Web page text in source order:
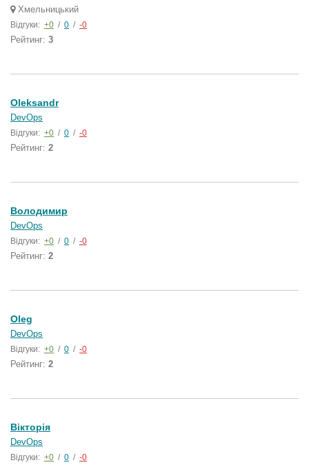
Хмельницький
Відгуки: +0 / 0 / -0
Рейтинг: 3
Oleksandr
DevOps
Відгуки: +0 / 0 / -0
Рейтинг: 2
Володимир
DevOps
Відгуки: +0 / 0 / -0
Рейтинг: 2
Oleg
DevOps
Відгуки: +0 / 0 / -0
Рейтинг: 2
Вікторія
DevOps
Відгуки: +0 / 0 / -0